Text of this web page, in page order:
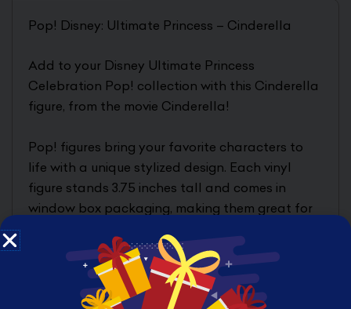
Pop! Disney: Ultimate Princess – Cinderella
Add to your Disney Ultimate Princess
Celebration Pop! collection with this Cinderella
figure, from the movie Cinderella!
Pop! figures bring your favorite characters to
life with a unique stylized design. Each vinyl
figure stands 3.75 inches tall and comes in
window box packaging, making them great for
PRODUCT FEATURES
3.75 inches (9.53cm)